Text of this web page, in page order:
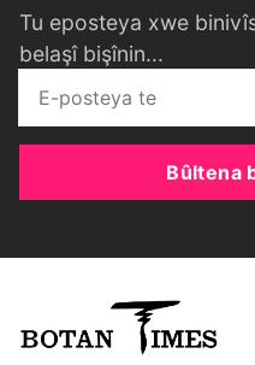
Tu eposteya xwe
belaşî bişînin...
Bûltena